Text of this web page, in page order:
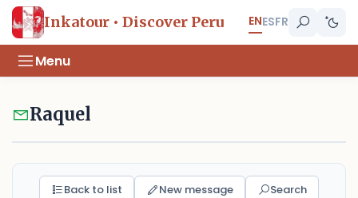
Inkatour • Discover Peru ENESFR
Menu
Raquel
Back to list New message
Search